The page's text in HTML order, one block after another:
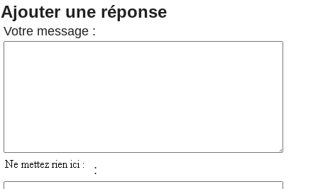
Ajouter une réponse
Votre message :
: